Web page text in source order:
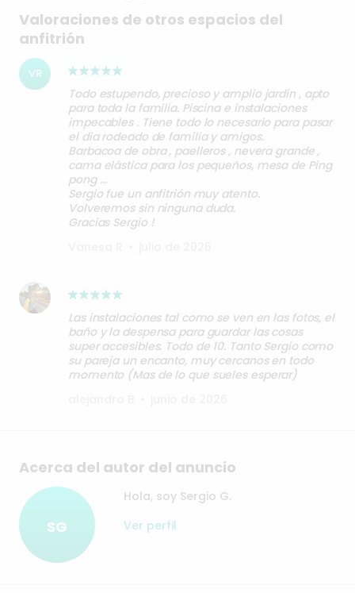
Valoraciones de otros espacios del
anfitrión
VR
Todo estupendo, precioso y amplio jardín , apto
para toda la familia. Piscina e instalaciones
impecables . Tiene todo lo necesario para pasar
el dia rodeado de familia y amigos.
Barbacoa de obra , paelleros , nevera grande ,
cama elástica para los pequeños, mesa de Ping
pong …
Sergio fue un anfitrión muy atento.
Volveremos sin ninguna duda.
Gracias Sergio !
Las instalaciones tal como se ven en las fotos, el
baño y la despensa para guardar las cosas
super accesibles. Todo de 10. Tanto Sergio como
su pareja un encanto, muy cercanos en todo
momento (Mas de lo que sueles esperar)
Acerca del autor del anuncio
SG
Hola, soy Sergio G.
Ver perfil